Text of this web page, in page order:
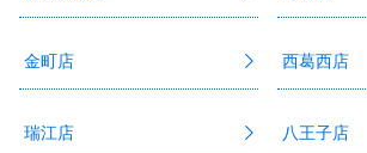
金町店 西葛西店
瑞江店 八王子店